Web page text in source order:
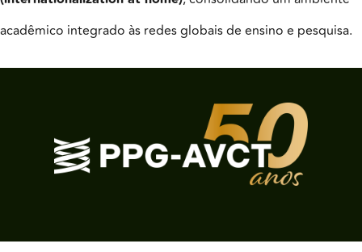
acadêmico integrado às redes globais de ensino e pesquisa.